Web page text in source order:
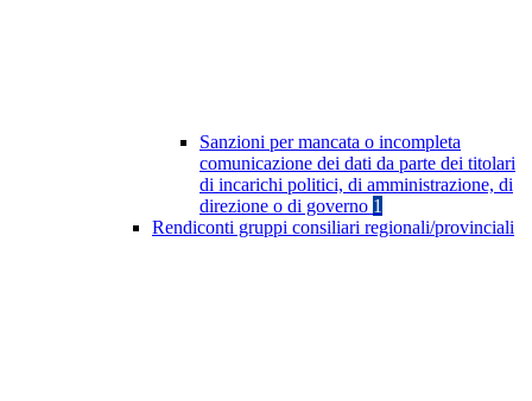
Sanzioni per mancata o incompleta
comunicazione dei dati da parte dei titolari
di incarichi politici, di amministrazione, di
direzione o di governo 1
Rendiconti gruppi consiliari regionali/provinciali